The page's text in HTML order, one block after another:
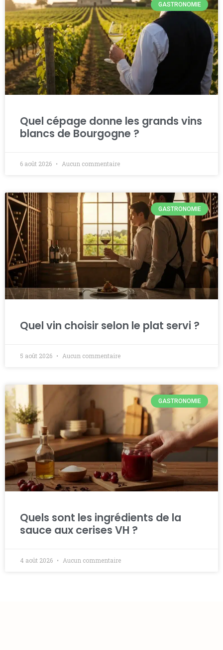
GASTRONOMIE
Quel cépage donne les grands vins
blancs de Bourgogne ?
6 août 2026 Aucun commentaire
GASTRONOMIE
Quel vin choisir selon le plat servi ?
5 août 2026 Aucun commentaire
GASTRONOMIE
Quels sont les ingrédients de la
sauce aux cerises VH ?
4 août 2026 Aucun commentaire